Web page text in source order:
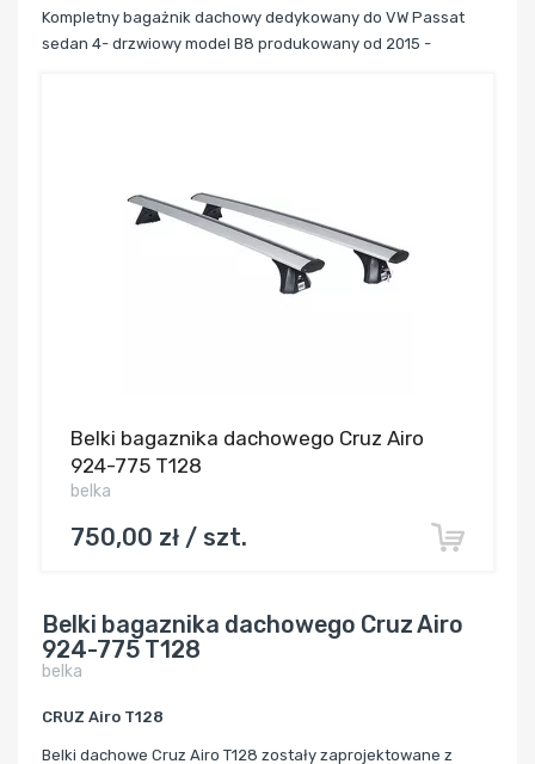
Kompletny bagażnik dachowy dedykowany do VW Passat
sedan 4- drzwiowy model B8 produkowany od 2015 -
Belki bagaznika dachowego Cruz Airo
924-775 T128
belka
750,00 zł / szt.
Belki bagaznika dachowego Cruz Airo
924-775 T128
belka
CRUZ Airo T128
Belki dachowe Cruz Airo T128 zostały zaprojektowane z